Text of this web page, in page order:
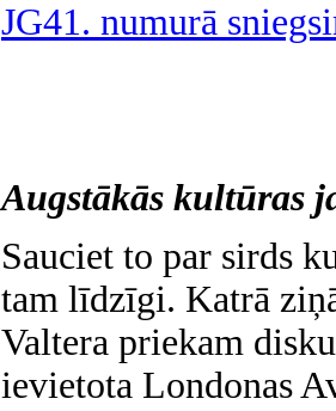
JG41. numurā
Augstākās kultūras
Sauciet to par sirds
tam līdzīgi. Katrā
Valtera priekam
ievietota Londonas